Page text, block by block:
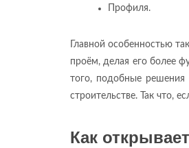
Профиля.
Главной особенностью
проём, делая его более
того, подобные решения
строительстве. Так что,
Как